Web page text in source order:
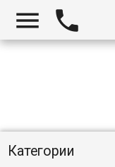
 
Категории